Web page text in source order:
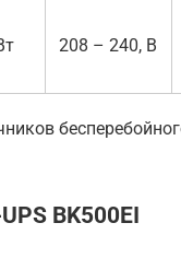
208 – 240, В
BK500EI